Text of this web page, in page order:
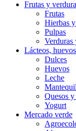
Frutas y
Frutas
Hierbas
Pulpas
Verduras
Lácteos,
Dulces
Huevos
Leche
Quesos
Yogurt
Mercado verde